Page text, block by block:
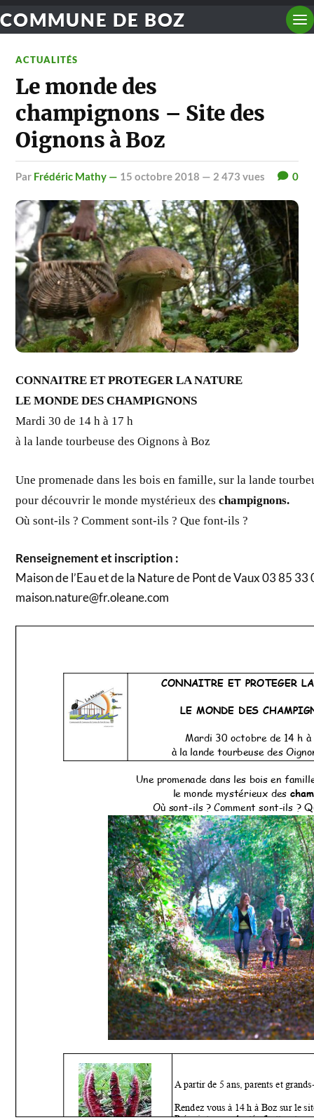
COMMUNE DE BOZ
ACTUALITÉS
Le monde des
champignons – Site des
Oignons à Boz
par Frédéric Mathy — 15 octobre 2018 — 2 473 vues 0
CONNAITRE ET PROTEGER LA NATURE
LE MONDE DES CHAMPIGNONS
Mardi 30 de 14 h à 17 h
à la lande tourbeuse des Oignons à Boz
Une promenade dans les bois en famille, sur la lande
pour découvrirle monde mystérieux deschampignons.
Où sont-ils ? Comment sont-ils ? Que font-ils ?
Renseignement et inscription :
Maison de l’Eau et de la Nature de Pont de Vaux 03 85 33
maison.nature@fr.oleane.com